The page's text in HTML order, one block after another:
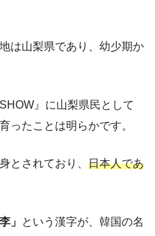
は山梨県であり、幼少期か
』に山梨県民として
ったことは明らかです。
とされており、 日本人であ
」 という漢字が、韓国の名